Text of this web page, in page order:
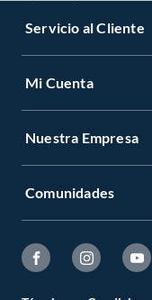
Servicio al Cliente
Mi Cuenta
Nuestra Empresa
Comunidades